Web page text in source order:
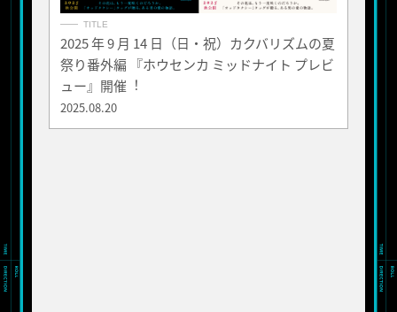
TITLE
2025 年 9 月 14 日（日・祝）カクバリズムの夏
祭り番外編 『ホウセンカ ミッドナイト プレビ
ュー』開催︕
2025.08.20